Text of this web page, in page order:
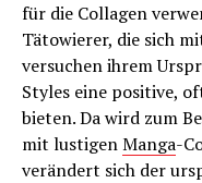
für die Collagen
Tätowierer, die sich
versuchen ihrem
Styles eine positive,
bieten. Da wird zum
mit lustigenManga-
verändert sich der